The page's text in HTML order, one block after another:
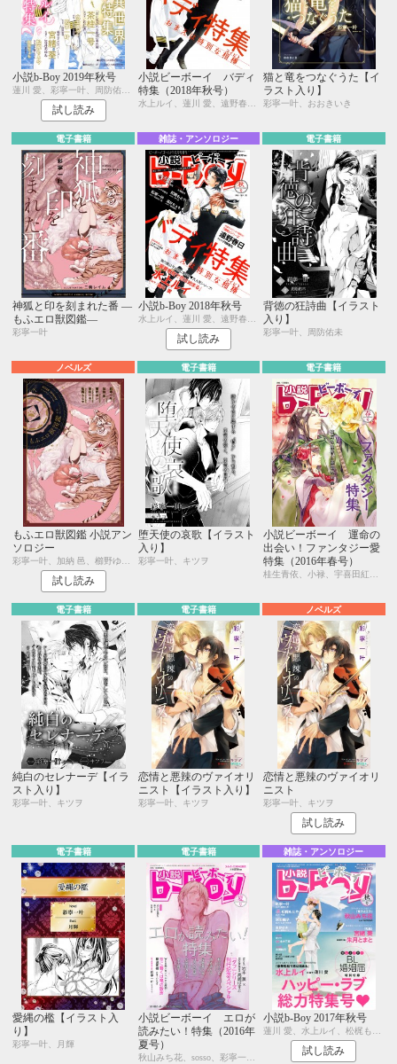
小説b-Boy 2019年秋号
蓮川 愛、彩寧一叶、周防佑未、松梶もとや、二駒レイム、茶柱一号、むにお、宮緒 葵、笠井あゆみ、温井ちょも、藤村綾生、水壬楓子、しおべり由生
試し読み
小説ビーボーイ バディ
特集（2018年秋号）
水上ルイ、蓮川 愛、遠野春日、円陣闇丸、温井ちょも、藤村綾生、彩寧一叶、おおきいき、松梶もとや、ゆうき、つじ、いずみ椎乃、水壬楓子、しおべり由生、水瀬結月、鯨爺じん、秋久テオ
猫と竜をつなぐうた【イ
ラスト入り】
彩寧一叶、おおきいき
電子書籍
神狐と印を刻まれた番 ―
もふエロ獣図鑑―
彩寧一叶
雑誌・アンソロジー
小説b-Boy 2018年秋号
試し読み
電子書籍
背徳の狂詩曲【イラスト
入り】
彩寧一叶、周防佑未
ノベルズ
もふエロ獣図鑑 小説アン
ソロジー
試し読み
電子書籍
堕天使の哀歌【イラスト
入り】
彩寧一叶、キツヲ
電子書籍
小説ビーボーイ 運命の
出会い！ファンタジー愛
特集（2016年春号）
電子書籍
純白のセレナーデ【イラ
スト入り】
彩寧一叶、キツヲ
電子書籍
恋情と悪辣のヴァイオリ
ニスト【イラスト入り】
彩寧一叶、キツヲ
ノベルズ
恋情と悪辣のヴァイオリ
ニスト
彩寧一叶、キツヲ
試し読み
電子書籍
愛縄の檻【イラスト入
り】
彩寧一叶、月輝
電子書籍
小説ビーボーイ エロが
読みたい！特集（2016年
夏号）
秋山みち花、sosso、彩寧一叶、キツヲ、はるの紗帆、月輝、飯田実樹、ひたき、水壬楓子、しおべり由生、比奈咲カオル、中森、あさぎり夕、剣 解、佐倉井シオ、白崎小夜、林 マキ、永井三郎、あじみね朔生、座裏屋蘭丸、高世ナオキ、宇良ままじ、園千代子
雑誌・アンソロジー
小説b-Boy 2017年秋号
蓮川 愛、水上ルイ、松梶もとや、中森、秋山みち花、sosso、宮緒 葵、朱月とまと、東野ゆき、香林セージ、水壬楓子、しおべり由生、彩寧一叶、森原八鹿、永井三郎、林 マキ、紺野けい子、aso、尾賀トモ、二駒レイム、水瀬結月
試し読み